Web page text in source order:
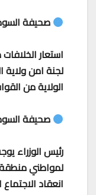
صحيفة
استعار
لجنة امن ولاية
الولاية من
صحيفة
رئيس الوزراء
لمواطني
انعقاد